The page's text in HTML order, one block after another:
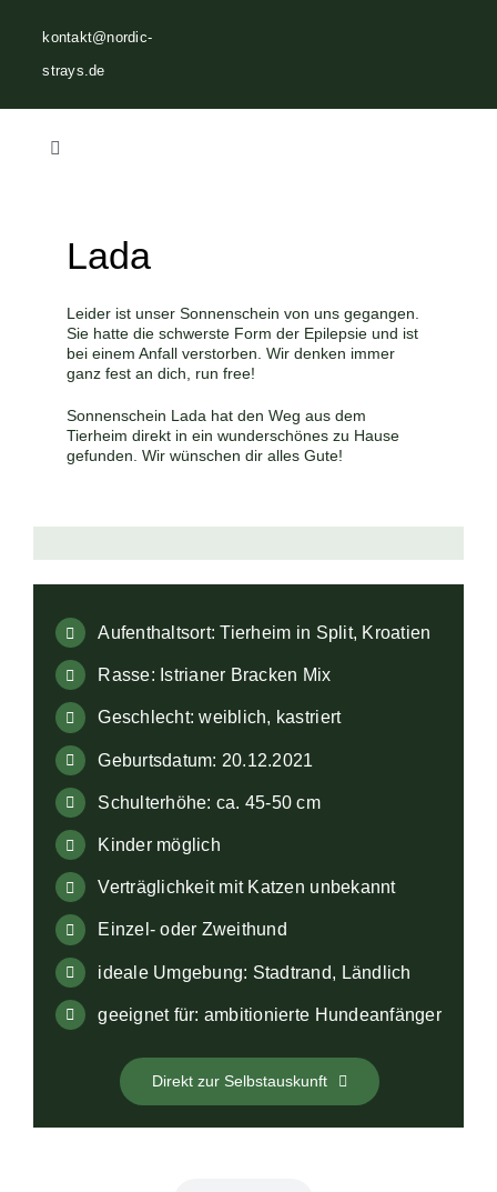
Inhalt
springen
kontakt@nordic-
strays.de
Vermittlungen
Helfen
🔍
Lada
Leider ist unser Sonnenschein von uns gegangen.
Sie hatte die schwerste Form der Epilepsie und ist
bei einem Anfall verstorben. Wir denken immer
ganz fest an dich, run free!
Sonnenschein Lada hat den Weg aus dem
Tierheim direkt in ein wunderschönes zu Hause
gefunden. Wir wünschen dir alles Gute!
Aufenthaltsort: Tierheim in Split, Kroatien
Rasse: Istrianer Bracken Mix
Geschlecht: weiblich, kastriert
Geburtsdatum: 20.12.2021
Schulterhöhe: ca. 45-50 cm
Kinder möglich
Verträglichkeit mit Katzen unbekannt
Einzel- oder Zweithund
ideale Umgebung: Stadtrand, Ländlich
geeignet für: ambitionierte Hundeanfänger
Direkt zur Selbstauskunft